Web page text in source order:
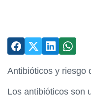
Antibióticos y riesgo
Los antibióticos son